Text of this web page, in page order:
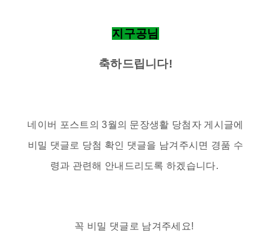
지구공님
축하드립니다!
네이버 포스트의 3월의 문장생활 당첨자 게시글에
비밀 댓글로 당첨 확인 댓글을 남겨주시면 경품 수
령과 관련해 안내드리도록 하겠습니다.
꼭 비밀 댓글로 남겨주세요!